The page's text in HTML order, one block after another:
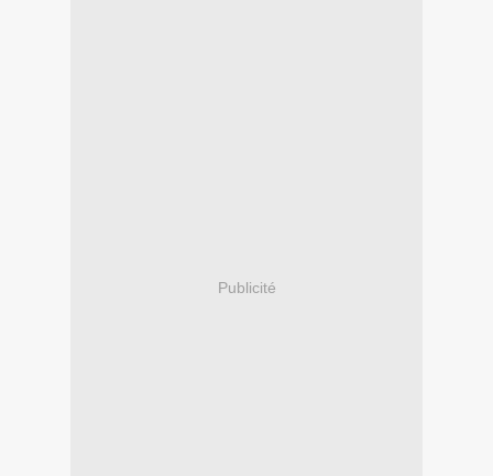
Publicité